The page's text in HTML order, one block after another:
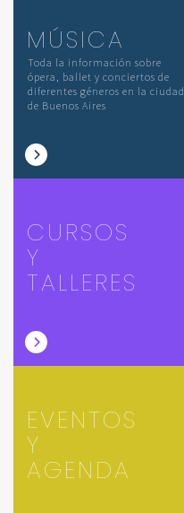
MÚSICA
Toda la información sobre
ópera, ballet y conciertos de
diferentes géneros en la ciudad
de Buenos Aires
CURSOS
Y
TALLERES
EVENTOS
Y
AGENDA